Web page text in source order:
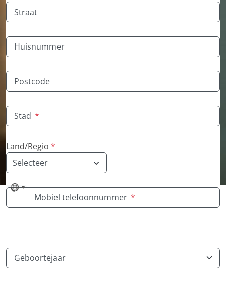
Straat
Huisnummer
Postcode
Stad *
Land/Regio *
No
countryMobiel telefoonnummer *
Geboortejaar